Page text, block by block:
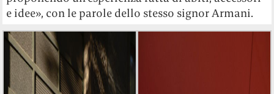
e idee», con le parole dello stesso signor Armani.